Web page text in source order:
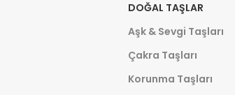
DOĞAL TAŞLAR
Aşk & Sevgi Taşları
Çakra Taşları
Korunma Taşları